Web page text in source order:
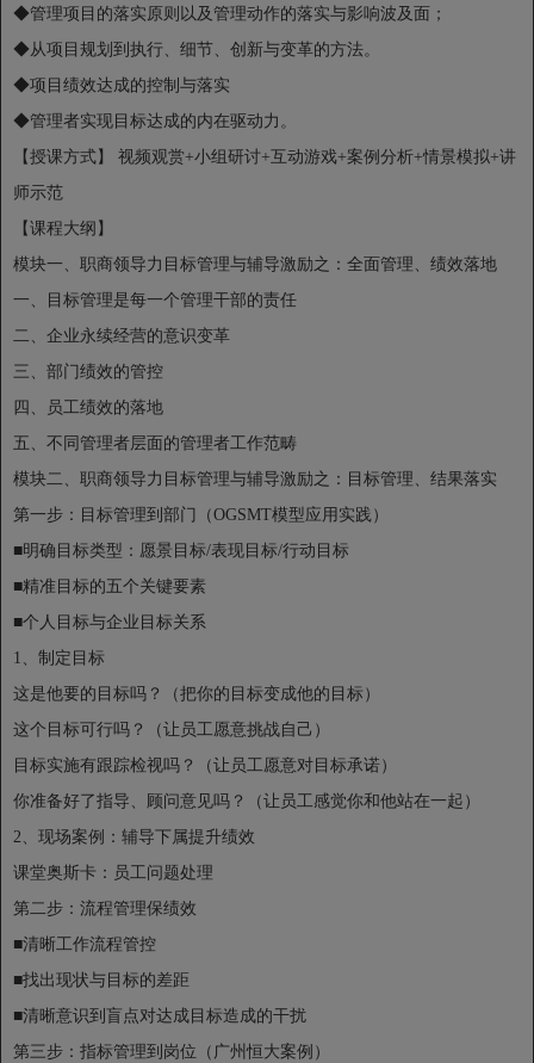
◆管理项目的落实原则以及管理动作的落实与影响波及面；
◆从项目规划到执行、细节、创新与变革的方法。
◆项目绩效达成的控制与落实
◆管理者实现目标达成的内在驱动力。
【授课方式】 视频观赏+小组研讨+互动游戏+案例分析+情景模拟+讲
师示范
【课程大纲】
模块一、职商领导力目标管理与辅导激励之：全面管理、绩效落地
一、目标管理是每一个管理干部的责任
二、企业永续经营的意识变革
三、部门绩效的管控
四、员工绩效的落地
五、不同管理者层面的管理者工作范畴
模块二、职商领导力目标管理与辅导激励之：目标管理、结果落实
第一步：目标管理到部门（OGSMT模型应用实践）
■明确目标类型：愿景目标/表现目标/行动目标
■精准目标的五个关键要素
■个人目标与企业目标关系
1、制定目标
这是他要的目标吗？（把你的目标变成他的目标）
这个目标可行吗？（让员工愿意挑战自己）
目标实施有跟踪检视吗？（让员工愿意对目标承诺）
你准备好了指导、顾问意见吗？（让员工感觉你和他站在一起）
2、现场案例：辅导下属提升绩效
课堂奥斯卡：员工问题处理
第二步：流程管理保绩效
■清晰工作流程管控
■找出现状与目标的差距
■清晰意识到盲点对达成目标造成的干扰
第三步：指标管理到岗位（广州恒大案例）